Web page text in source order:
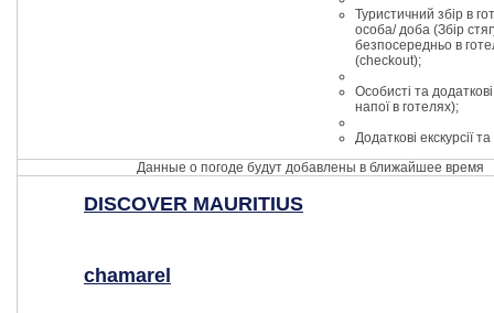
Туристичний збір в
особа/ доба (Збір
безпосередньо в
(checkout);
Особисті та
напої в готелях);
Додаткові екскурсії
Данные о погоде будут добавлены в ближайшее время
DISCOVER MAURITIUS
chamarel